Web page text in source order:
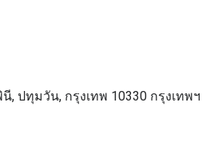
ปทุมวัน, กรุงเทพ 10330 กรุงเทพฯ